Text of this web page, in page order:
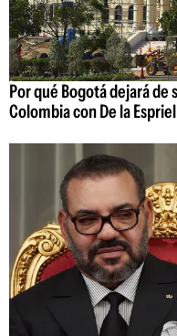
Por qué Bogotá dejará de
Colombia con De la